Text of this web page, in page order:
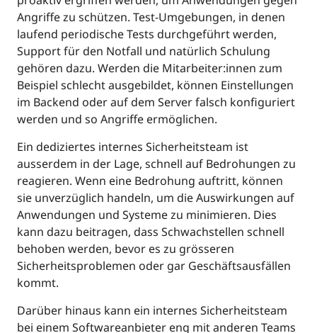
Angriffe zu schützen. Test-Umgebungen, in denen
laufend periodische Tests durchgeführt werden,
Support für den Notfall und natürlich Schulung
gehören dazu. Werden die Mitarbeiter:innen zum
Beispiel schlecht ausgebildet, können Einstellungen
im Backend oder auf dem Server falsch konfiguriert
werden und so Angriffe ermöglichen.
Ein dediziertes internes Sicherheitsteam ist
ausserdem in der Lage, schnell auf Bedrohungen zu
reagieren. Wenn eine Bedrohung auftritt, können
sie unverzüglich handeln, um die Auswirkungen auf
Anwendungen und Systeme zu minimieren. Dies
kann dazu beitragen, dass Schwachstellen schnell
behoben werden, bevor es zu grösseren
Sicherheitsproblemen oder gar Geschäftsausfällen
kommt.
Darüber hinaus kann ein internes Sicherheitsteam
bei einem Softwareanbieter eng mit anderen Teams